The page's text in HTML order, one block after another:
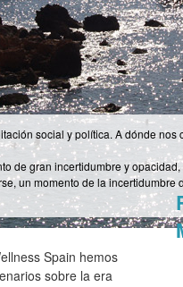
social y política. A dónde
de gran incertidumbre y
un momento de la incertidumbre
Spain hemos
sobre la era